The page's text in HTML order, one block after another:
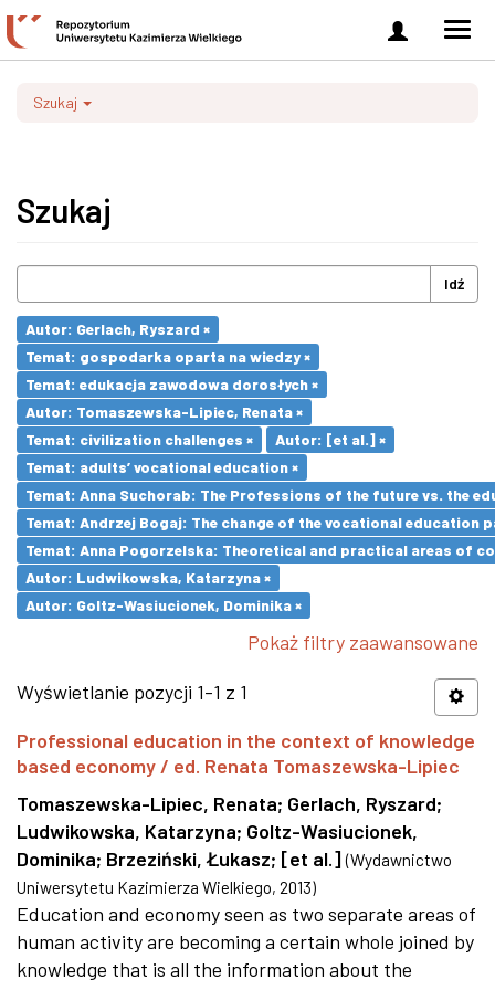
Zaloguj
się
Szukaj
Szukaj
Idź
Autor: Gerlach, Ryszard ×
Temat: gospodarka oparta na wiedzy ×
Temat: edukacja zawodowa dorosłych ×
Autor: Tomaszewska-Lipiec, Renata ×
Temat: civilization challenges ×
Autor: [et al.] ×
Temat: adults’ vocational education ×
Temat: Anna Suchorab: The Professions of the future vs. the
Temat: Andrzej Bogaj: The change of the vocational education
Temat: Anna Pogorzelska: Theoretical and practical areas of
Autor: Ludwikowska, Katarzyna ×
Autor: Goltz-Wasiucionek, Dominika ×
Pokaż filtry zaawansowane
Wyświetlanie pozycji 1-1 z 1
Professional education in the context of knowledge
based economy / ed. Renata Tomaszewska-Lipiec
Tomaszewska-Lipiec, Renata; Gerlach, Ryszard;
Ludwikowska, Katarzyna; Goltz-Wasiucionek,
Dominika; Brzeziński, Łukasz; [et al.] (Wydawnictwo
Uniwersytetu Kazimierza Wielkiego, 2013)
Education and economy seen as two separate areas of
human activity are becoming a certain whole joined by
knowledge that is all the information about the